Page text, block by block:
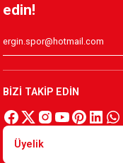
3.500,00 TL
YENİ SEZON 2026/
edin!
BİZİ TAKİP EDİN
Üyelik